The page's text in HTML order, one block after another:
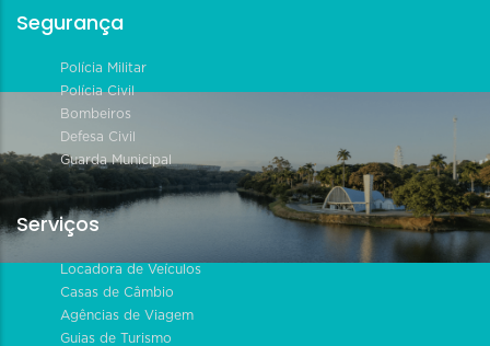
Segurança
Polícia Militar
Polícia Civil
Bombeiros
Defesa Civil
Guarda Municipal
Serviços
Locadora de Veículos
Casas de Câmbio
Agências de Viagem
Guias de Turismo